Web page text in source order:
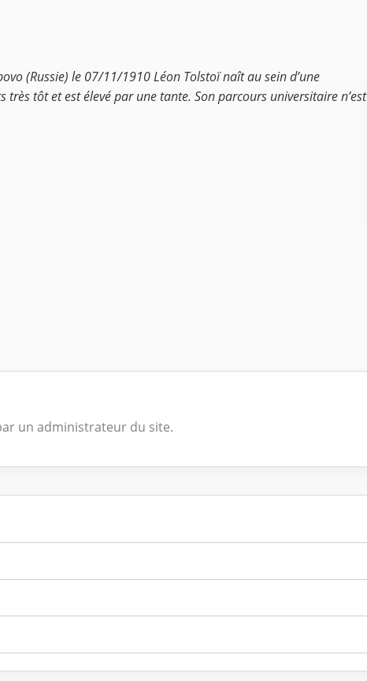
(Russie) le 07/11/1910 Léon Tolstoï naît au sein d’une
tôt et est élevé par une tante. Son parcours universitaire n’est
un administrateur du site.